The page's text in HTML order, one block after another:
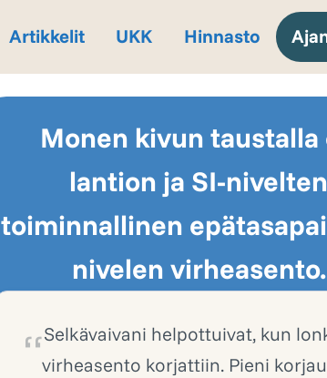
Artikkelit UKK Hinnasto
Monen kivun taustalla
lantion ja SI-
toiminnallinen
nivelen virheasento.
Selkävaivani helpottuivat, kun
virheasento korjattiin. Pieni